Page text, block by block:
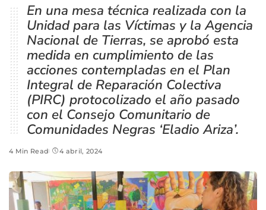
En una mesa técnica realizada con la
Unidad para las Víctimas y la Agencia
Nacional de Tierras, se aprobó esta
medida en cumplimiento de las
acciones contempladas en el Plan
Integral de Reparación Colectiva
(PIRC) protocolizado el año pasado
con el Consejo Comunitario de
Comunidades Negras ‘Eladio Ariza’.
4 Min Read 4 abril, 2024